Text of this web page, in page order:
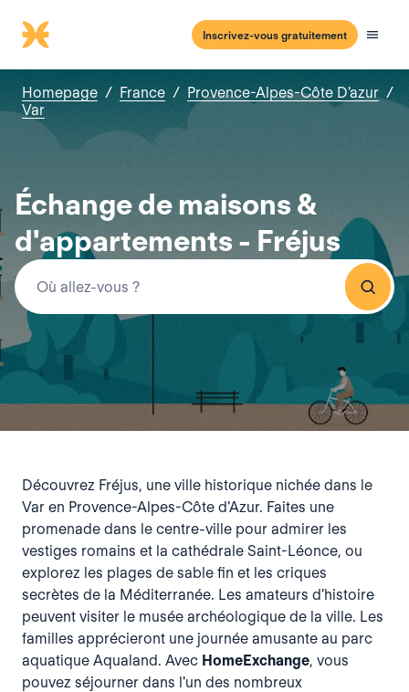
Inscrivez-vous gratuitement
Homepage / France / Provence-Alpes-Côte D'azur /
Var
Échange de maisons &
d'appartements - Fréjus
Découvrez Fréjus, une ville historique nichée dans le
Var en Provence-Alpes-Côte d'Azur. Faites une
promenade dans le centre-ville pour admirer les
vestiges romains et la cathédrale Saint-Léonce, ou
explorez les plages de sable fin et les criques
secrètes de la Méditerranée. Les amateurs d'histoire
peuvent visiter le musée archéologique de la ville. Les
familles apprécieront une journée amusante au parc
aquatique Aqualand. Avec HomeExchange, vous
pouvez séjourner dans l'un des nombreux